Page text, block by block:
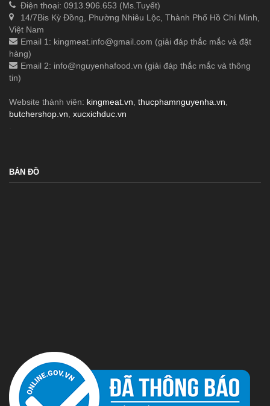
Điện thoại: 0913.906.653 (Ms.Tuyết)
14/7Bis Kỳ Đồng, Phường Nhiêu Lộc, Thành Phố Hồ Chí Minh,
Việt Nam
Email 1: kingmeat.info@gmail.com (giải đáp thắc mắc và đặt
hàng)
Email 2: info@nguyenhafood.vn (giải đáp thắc mắc và thông
tin)
Website thành viên: kingmeat.vn, thucphamnguyenha.vn,
butchershop.vn, xucxichduc.vn
BẢN ĐỒ